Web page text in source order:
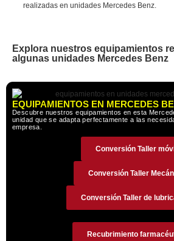
realizadas en unidades Mercedes Benz.
Explora nuestros equipamientos
algunas unidades Mercedes Benz
EQUIPAMIENTOS EN MERCEDES
Descubre nuestros equipamientos en esta
unidad que se adapta perfectamente a las
empresa.
Conversión Taller
Conversión Taller
Conversión Taller de
Recubrimiento